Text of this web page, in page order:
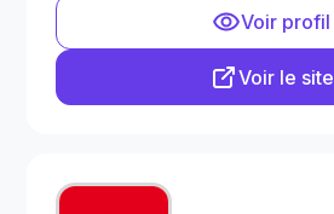
Voir profil
Voir le site